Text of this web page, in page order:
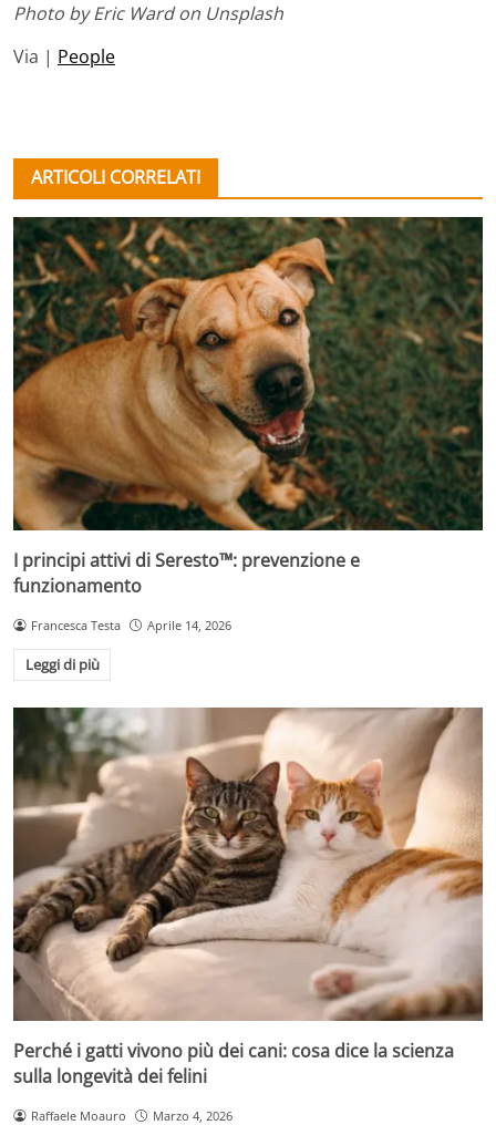
Photo by Eric Ward on Unsplash
Via | People
ARTICOLI CORRELATI
I principi attivi di Seresto™: prevenzione e
funzionamento
Francesca Testa Aprile 14, 2026
Leggi di più
Perché i gatti vivono più dei cani: cosa dice la scienza
sulla longevità dei felini
Raffaele Moauro Marzo 4, 2026